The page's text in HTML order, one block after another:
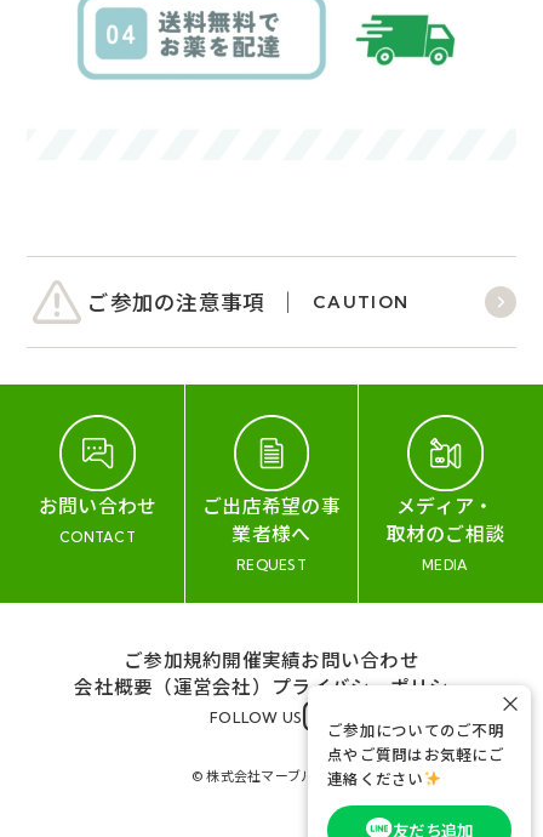
ご参加の注意事項 CAUTION
お問い合わせ
CONTACT
ご出店希望の事
業者様へ
REQUEST
メディア・
取材のご相談
MEDIA
ご参加規約開催実績お問い合わせ
会社概要（運営会社） プライバシーポリシー
FOLLOW US
© 株式会社マーブル&コー
ご参加についてのご不明
点やご質問はお気軽にご
連絡ください
友だち追加
×